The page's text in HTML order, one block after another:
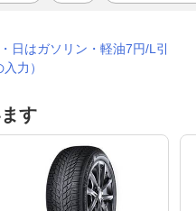
日はガソリン・軽油7円/L引
力）
す